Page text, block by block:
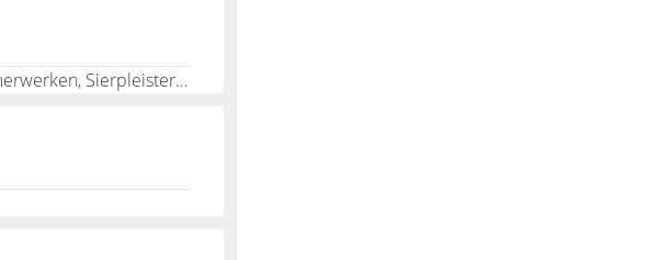
Spackspuiten, Stucwerk, Schilderen, Behangen, Tapijt, Vloerbedekking, Zonwering, Timmerwerken, Sierpleister, Sauzen